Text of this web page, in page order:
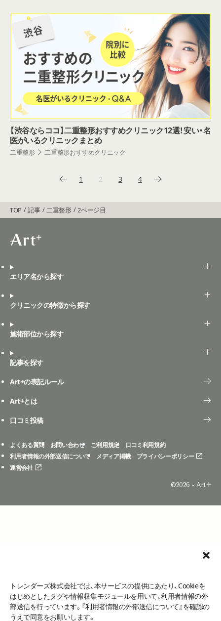
トレンダーズ株式会社では、本サービスの提供にあたり、Cookieを
はじめとしたタグや情報収集モジュールを用いて、利用者情報の外
部送信を行っています。『利用者情報の外部送信について』を確認の
うえで同意をお願いします。
【渋谷ならココ】二重整形おすすめクリニック12選！安い・名
医がいるクリニックまとめ
二重整形 二重整形おすすめクリニック
1 2 3 4
TOP 記事 二重整形 2ページ目
エリア名から探す
クリニックの特徴から探す
施術部位から探す
記事を探す
Art+の表記ルール
Art+とは
口コミ投稿
よくある質問 お問い合わせ ご利用規定
口コミ利用規約
利用者情報の外部送信について
メディア掲載
プライバシーポリシー
運営会社
©2026 - Art+